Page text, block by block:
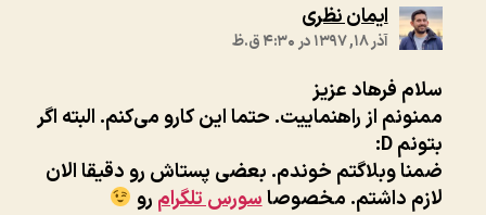
ایمان نظری
آذر ۱۸, ۱۳۹۷ در ۴:۳۰ ق.ظ
سلام فرهاد عزیز
ممنونم از راهنماییت. حتما این کارو می‌کنم. البته اگر
بتونم D:
ضمنا وبلاگتم خوندم. بعضی پستاش رو دقیقا الان
لازم داشتم. مخصوصاسورس تلگرام رو